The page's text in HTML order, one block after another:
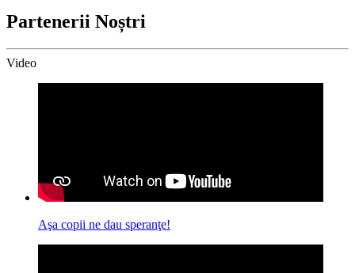
Partenerii Noștri
Video
Aşa copii ne dau speranţe!